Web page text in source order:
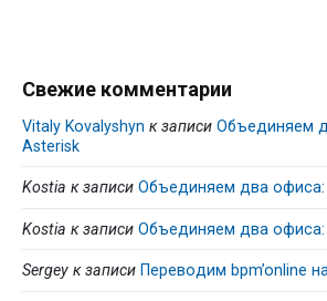
Свежие комментарии
Vitaly Kovalyshyn к записи Объединяем
Asterisk
Kostia к записи Объединяем два офиса:
Kostia к записи Объединяем два офиса:
Sergey к записи Переводим bpm’online